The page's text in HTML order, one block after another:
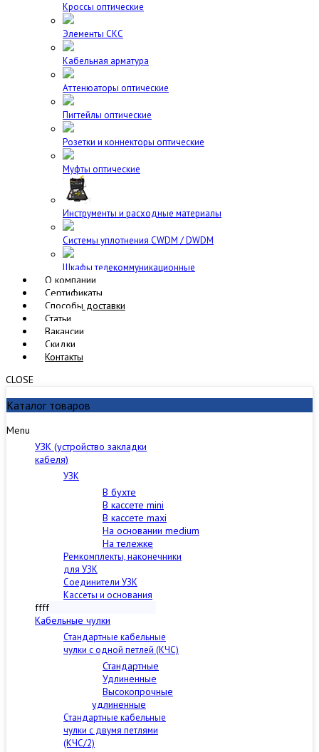
Кроссы оптические
Элементы СКС
Кабельная арматура
Аттенюаторы оптические
Пигтейлы оптические
Розетки и коннекторы оптические
Муфты оптические
Инструменты и расходные материалы
Cистемы уплотнения CWDM / DWDM
Шкафы телекоммуникационные
О компании
Сертификаты
Способы доставки
Статьи
Вакансии
Скидки
Контакты
CLOSE
Каталог товаров
Menu
УЗК (устройство закладки
кабеля)
УЗК
В бухте
В кассете mini
В кассете maxi
На основании medium
На тележке
Ремкомплекты, наконечники
для УЗК
Соединители УЗК
Кассеты и основания
ffff
Кабельные чулки
Стандартные кабельные
чулки c одной петлей (КЧС)
Стандартные
Удлиненные
Высокопрочные
удлиненные
Стандартные кабельные
чулки с двумя петлями
(КЧС/2)